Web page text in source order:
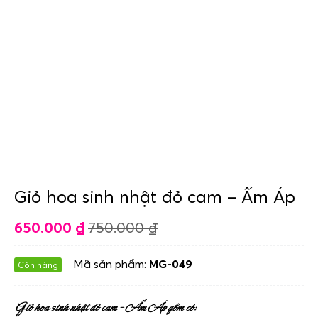
Giỏ hoa sinh nhật đỏ cam – Ấm Áp
650.000 ₫ 750.000₫
Còn hàng Mã sản phẩm: MG-049
Giỏ hoa sinh nhật đỏ cam – Ấm Áp gồm có: